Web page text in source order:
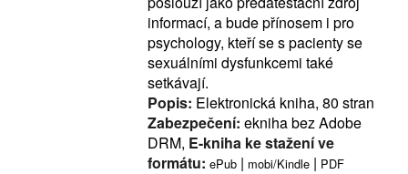
informací, a bude přínosem i pro
psychology, kteří se s pacienty se
sexuálními dysfunkcemi také
setkávají.
Popis: Elektronická kniha, 80 stran
Zabezpečení: ekniha bez Adobe
DRM, E-kniha ke stažení ve
formátu: ePub | mobi/Kindle | PDF